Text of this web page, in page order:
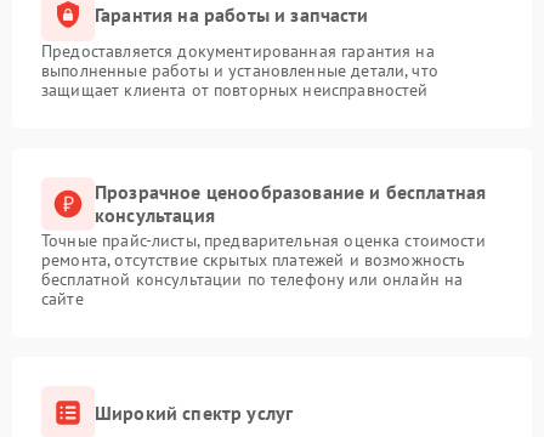
Гарантия на работы и запчасти
Предоставляется документированная гарантия на
выполненные работы и установленные детали, что
защищает клиента от повторных неисправностей
Прозрачное ценообразование и бесплатная
консультация
Точные прайс-листы, предварительная оценка стоимости
ремонта, отсутствие скрытых платежей и возможность
бесплатной консультации по телефону или онлайн на
сайте
Широкий спектр услуг